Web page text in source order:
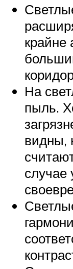
крайне
На
пыль.
видны,
случае